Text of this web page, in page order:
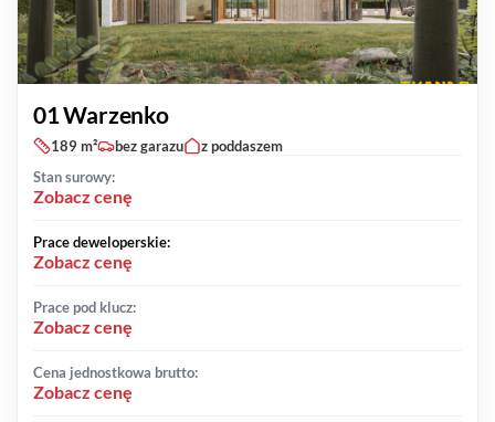
01 Warzenko
189 m² bez garazu
z poddaszem
Stan surowy:
Zobacz cenę
Prace deweloperskie:
Zobacz cenę
Prace pod klucz:
Zobacz cenę
Cena jednostkowa brutto:
Zobacz cenę